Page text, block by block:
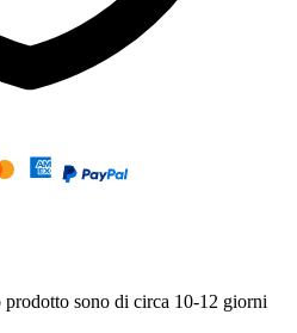
prodotto sono di circa 10-12 giorni